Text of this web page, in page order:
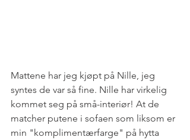
Mattene har jeg kjøpt på Nille, jeg
syntes de var så fine. Nille har virkelig
kommet seg på små-interiør! At de
matcher putene i sofaen som liksom er
min "komplimentærfarge" på hytta